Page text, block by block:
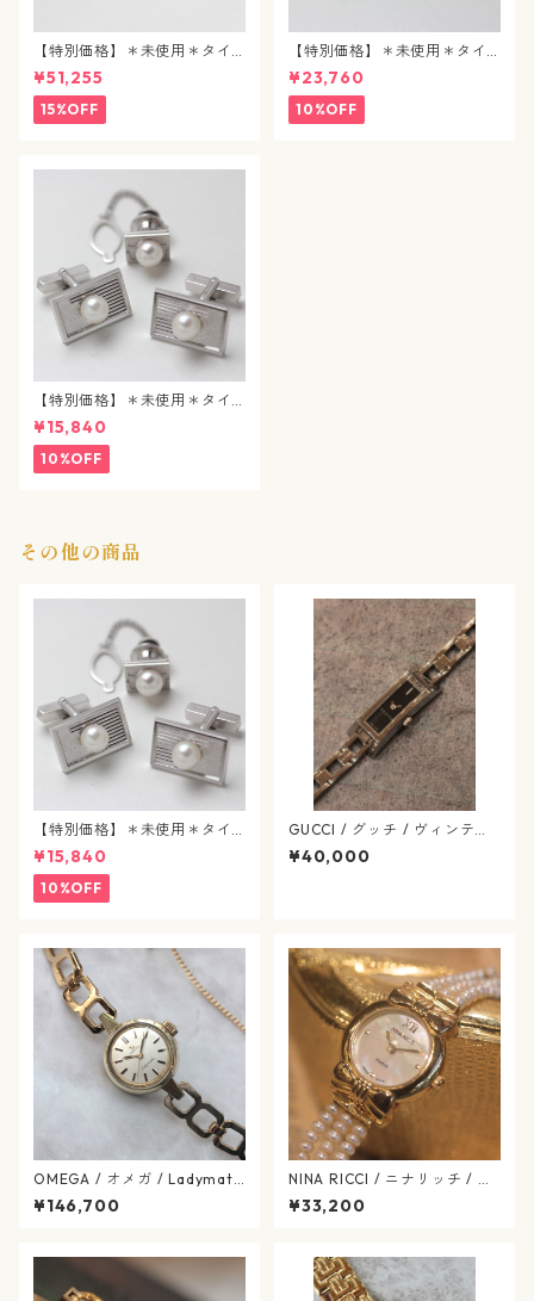
【特別価格】＊未使用＊タイ
タック / エメラルド / j89
¥51,255
15%OFF
【特別価格】＊未使用＊タイ
タック&カフスボタン / 合成パ
ール / j90
¥23,760
10%OFF
【特別価格】＊未使用＊タイ
タック&カフスボタン / パール
/ j92
¥15,840
10%OFF
その他の商品
【特別価格】＊未使用＊タイ
タック&カフスボタン / パール
/ j92
¥15,840
10%OFF
GUCCI / グッチ / ヴィンテー
ジ ウォッチ / クオーツ / SS ブ
ラック / Gリンク(G-LINK) / Y
¥40,000
OMEGA / オメガ / Ladymati
c レディマティック / 自動巻式
ドレスウォッチ / ヴィンテー
¥146,700
NINA RICCI / ニナリッチ / シ
ェル / リボン / ヴィンテージ
腕時計 / ninaricci-653-09
¥33,200